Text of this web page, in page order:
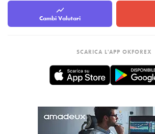
Cambi Valutari
SCARICA L'APP OKFOREX